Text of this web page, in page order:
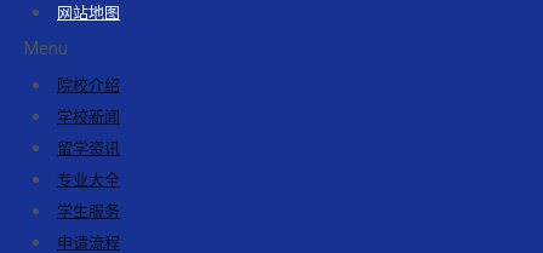
网站地图
Menu
院校介绍
学校新闻
留学资讯
专业大全
学生服务
申请流程